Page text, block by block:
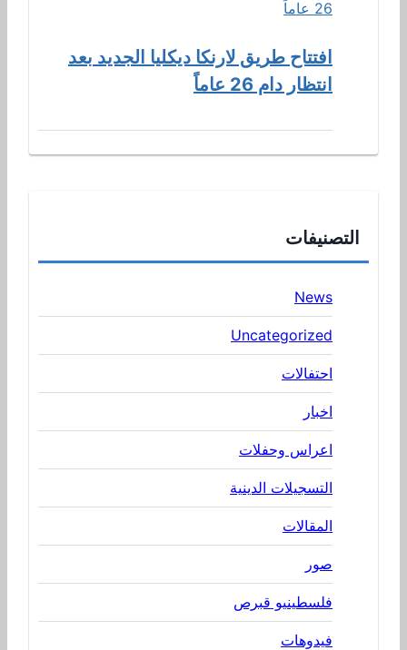
افتتاح طريق لارنكا ديكليا الجديد بعد
انتظار دام 26 عاماً
التصنيفات
News
Uncategorized
احتفالات
اخبار
اعراس وحفلات
التسجيلات الدينية
المقالات
صور
فلسطينيو قبرص
فيدوهات